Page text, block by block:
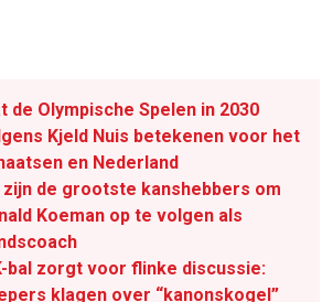
de Olympische Spelen in 2030
Kjeld Nuis betekenen voor het
en Nederland
zijn de grootste kanshebbers om
Koeman op te volgen als
bal zorgt voor flinke discussie:
klagen over “kanonskogel”